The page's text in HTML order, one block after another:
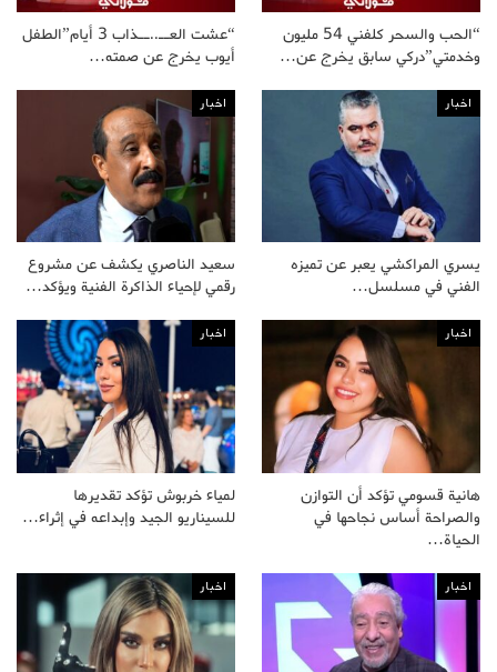
“الحب والسحر كلفني 54 مليون
وخدمتي”دركي سابق يخرج عن…
“عشت العــ..ــذاب 3 أيام”الطفل
أيوب يخرج عن صمته…
اخبار
يسري المراكشي يعبر عن تميزه
الفني في مسلسل…
اخبار
سعيد الناصري يكشف عن مشروع
رقمي لإحياء الذاكرة الفنية ويؤكد…
اخبار
هانية قسومي تؤكد أن التوازن
والصراحة أساس نجاحها في
الحياة…
اخبار
لمياء خربوش تؤكد تقديرها
للسيناريو الجيد وإبداعه في إثراء…
اخبار اخبار